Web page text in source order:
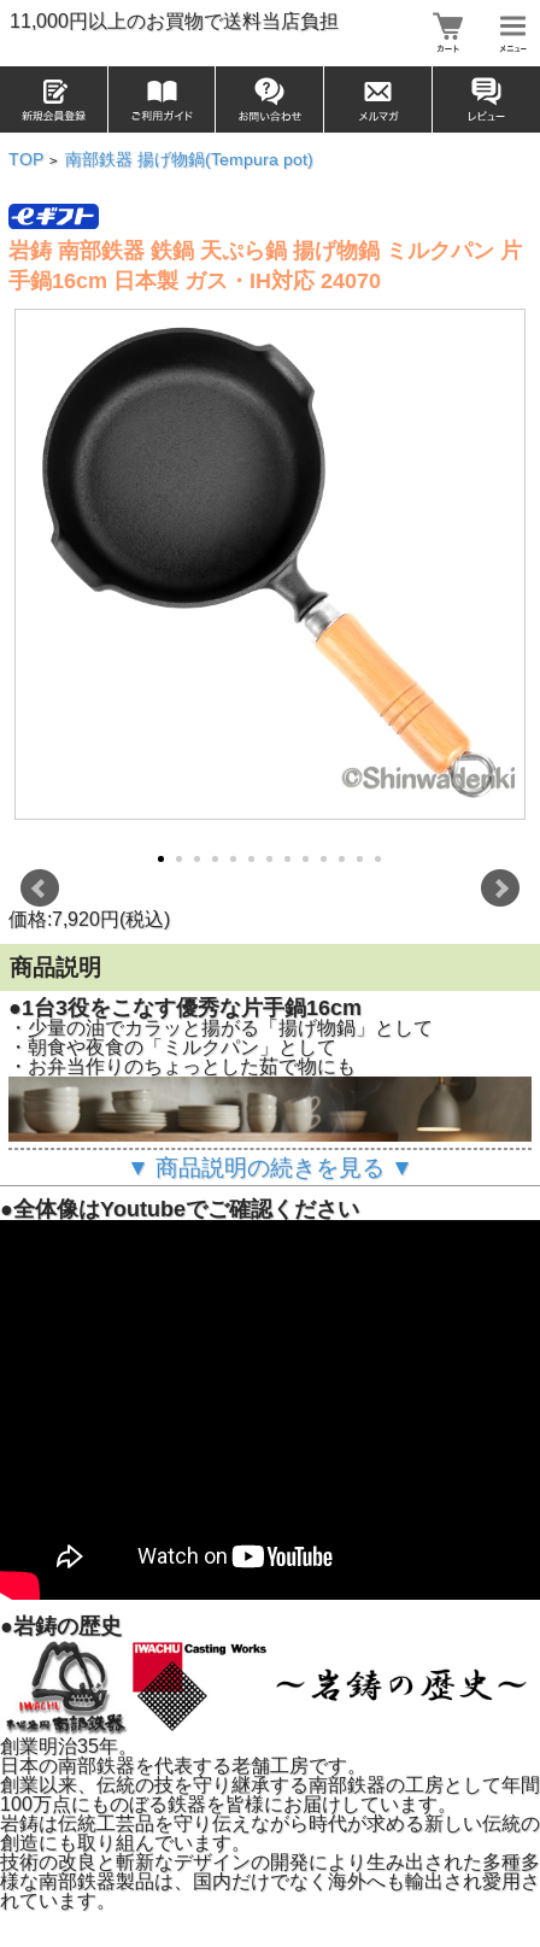
11,000円以上のお買物で送料当店負担
TOP > 南部鉄器 揚げ物鍋(Tempura pot)
岩鋳 南部鉄器 鉄鍋 天ぷら鍋 揚げ物鍋 ミルクパン 片
手鍋16cm 日本製 ガス・IH対応 24070
価格:7,920円(税込)
商品説明
●1台3役をこなす優秀な片手鍋16cm
・少量の油でカラッと揚がる「揚げ物鍋」として
・朝食や夜食の「ミルクパン」として
・お弁当作りのちょっとした茹で物にも
少ない油でサクサク揚げ物が完成
16cmのコンパクトサイズなので少量の油でも効率よく揚げ
物ができます。
深さがあるためミルクパンとしても活用でき一台で何役もこ
なす万能鍋です。
一人暮らしや少人数のご家庭にぴったりのサイズ感です。
▼ 商品説明の続きを見る ▼
●全体像はYoutubeでご確認ください
●岩鋳の歴史
創業明治35年。
日本の南部鉄器を代表する老舗工房です。
創業以来、伝統の技を守り継承する南部鉄器の工房として年間
100万点にものぼる鉄器を皆様にお届けしています。
岩鋳は伝統工芸品を守り伝えながら時代が求める新しい伝統の
創造にも取り組んでいます。
技術の改良と斬新なデザインの開発により生み出された多種多
様な南部鉄器製品は、国内だけでなく海外へも輸出され愛用さ
れています。